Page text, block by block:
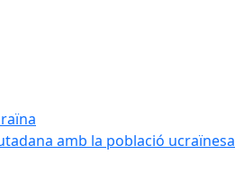
amb la població ucraïnesa